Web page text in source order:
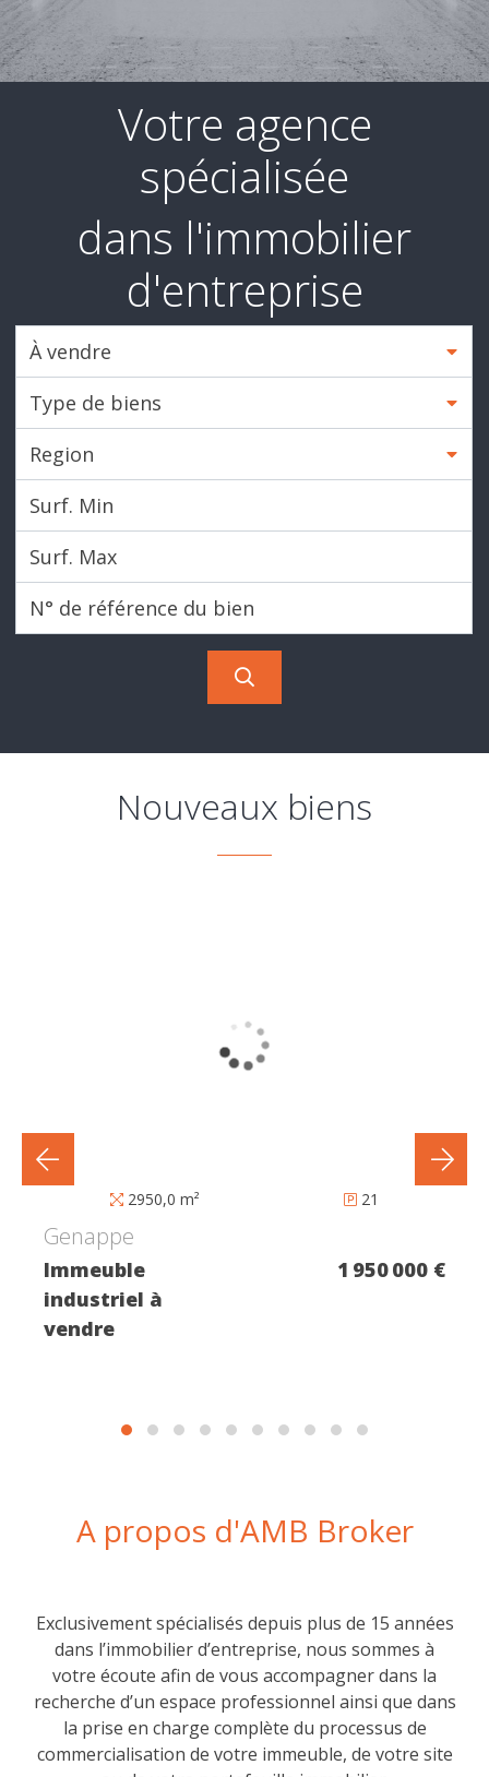
Nos
Derniers
deals
nous
font
confiance
Contact
Evaluation
Expertise
Votre agence
spécialisée
dans l'immobilier
d'entreprise
À vendre
Type de biens
Region
Nouveaux biens
2950,0 m² 21
Genappe
Immeuble
industriel à
vendre
1 950 000 €
A propos d'AMB Broker
Exclusivement spécialisés depuis plus de 15 années
dans l’immobilier d’entreprise, nous sommes à
votre écoute afin de vous accompagner dans la
recherche d’un espace professionnel ainsi que dans
la prise en charge complète du processus de
commercialisation de votre immeuble, de votre site